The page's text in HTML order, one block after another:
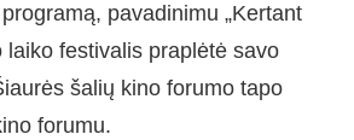
pavadinimu „Kertant
laiko festivalis praplėtė savo
šalių kino forumo tapo
forumu.